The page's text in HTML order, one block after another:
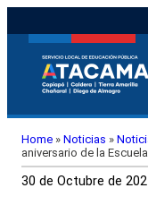
Home » Noticias »
aniversario de la
30 de Octubre de